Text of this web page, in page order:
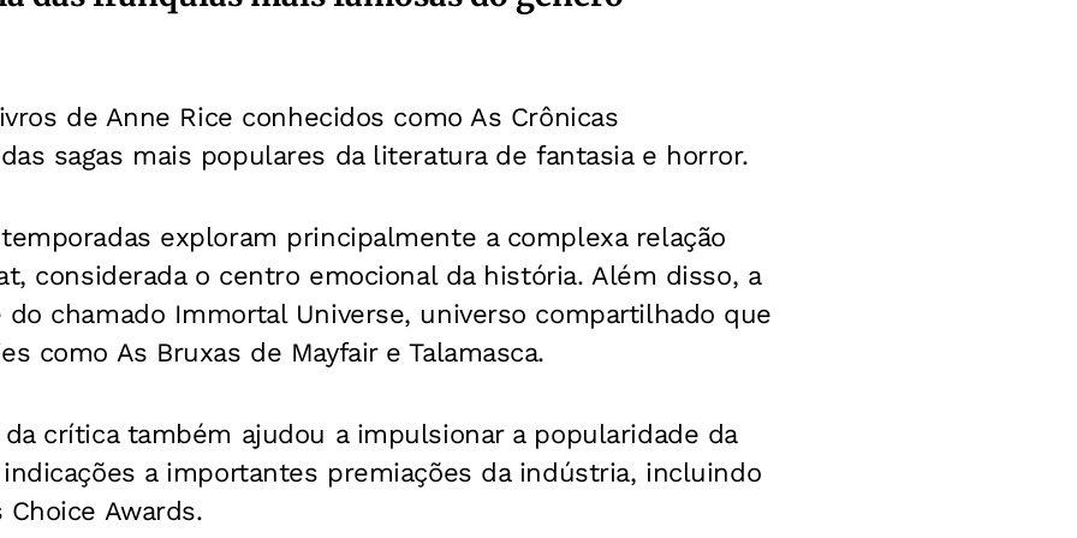
de Anne Rice conhecidos como As Crônicas
sagas mais populares da literatura de fantasia e horror.
exploram principalmente a complexa relação
considerada o centro emocional da história. Além disso, a
chamado Immortal Universe, universo compartilhado que
como As Bruxas de Mayfair e Talamasca.
crítica também ajudou a impulsionar a popularidade da
a importantes premiações da indústria, incluindo
Awards.